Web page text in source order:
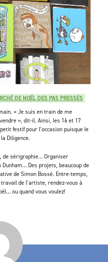
DE NOËL DES PAS PRESSÉS
« Je suis en train de me
», dit-il. Ainsi, les 16 et 17
festif pour l’occasion puisque le
Diligence.
de sérigraphie… Organiser
Des projets, beaucoup de
de Simon Bossé. Entre-temps,
de l’artiste, rendez-vous à
ou quand vous voulez!